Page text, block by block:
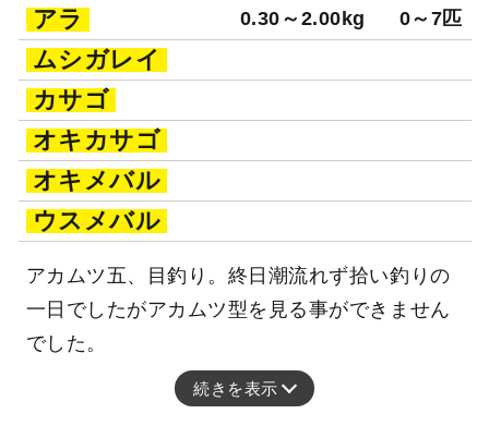
アラ 0.30～2.00kg 0～7匹
ムシガレイ
カサゴ
オキカサゴ
オキメバル
ウスメバル
アカムツ五、目釣り。終日潮流れず拾い釣りの
一日でしたがアカムツ型を見る事ができません
でした。
続きを表示